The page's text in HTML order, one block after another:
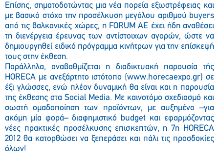
Επίσης, σηματοδοτώντας μια νέα πορεία εξωστρέφειας και
με βασικό στόχο την προσέλκυση μεγάλου αριθμού buyers
από τις βαλκανικές χώρες, η FORUM AE έχει ήδη αναθέσει
τη διενέργεια έρευνας των αντίστοιχων αγορών, ώστε να
δημιουργηθεί ειδικό πρόγραμμα κινήτρων για την επίσκεψή
τους στην έκθεση.
Παράλληλα, αναβαθμίζεται η διαδικτυακή παρουσία τής
HORECA με ανεξάρτητο ιστότοπο (www.horecaexpo.gr) σε
έξι γλώσσες, ενώ πλέον δυναμική θα είναι και η παρουσία
της έκθεσης στα Social Media. Με καινοτόμο σχεδιασμό και
σωστή ομαδοποίηση των προϊόντων, με αυξημένο –για
ακόμη μία φορά– διαφημιστικό budget και εφαρμόζοντας
νέες πρακτικές προσέλκυσης επισκεπτών, η 7η HORECA
2012 θα κατορθώσει να ξεπεράσει και πάλι τις προσδοκίες
όλων!